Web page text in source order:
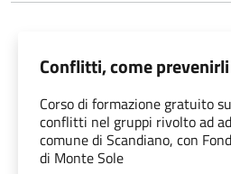
Conflitti, come
Corso di formazione gratuito
conflitti nel gruppi rivolto ad
comune di Scandiano, con
di Monte Sole